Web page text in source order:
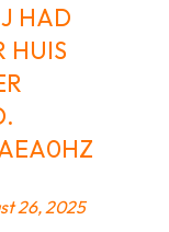
HAD
HUIS
26, 2025